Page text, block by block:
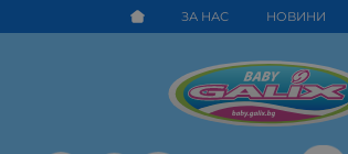
ЗА НАС НОВИНИ